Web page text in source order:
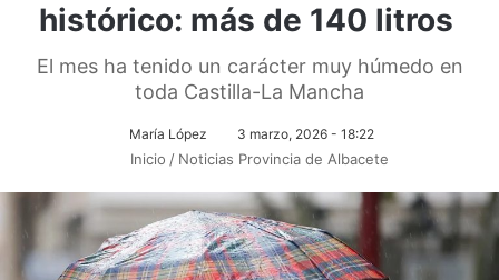
histórico: más de 140 litros
El mes ha tenido un carácter muy húmedo en
toda Castilla-La Mancha
María López 3 marzo, 2026 - 18:22
Inicio / Noticias Provincia de Albacete